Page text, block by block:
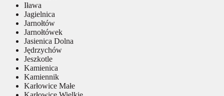
Iława
Jagielnica
Jarnołtów
Jarnołtówek
Jasienica Dolna
Jędrzychów
Jeszkotle
Kamienica
Kamiennik
Karłowice Małe